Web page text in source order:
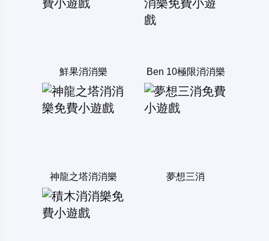
鮮果消消樂 Ben 10極限消消樂
神龍之塔消消樂 夢想三消